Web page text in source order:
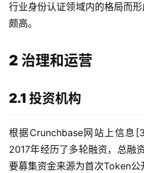
行业身份认证领域内的格局而
颇高。
2 治理和运营
2.1 投资机构
根据Crunchbase网站上信息
2017年经历了多轮融资，总融
要募集资金来源为首次Token公